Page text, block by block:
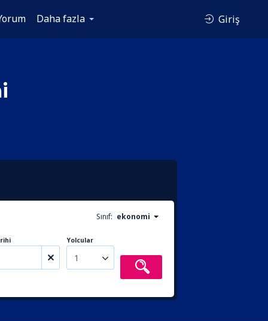
Daha fazla Giriş
Sınıf: ekonomi
Yolcular
1